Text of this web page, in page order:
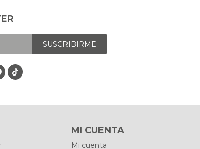
MI CUENTA
Mi cuenta
SUSCRIBIRME